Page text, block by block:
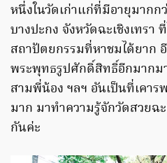
หนึ่งในวัดเก่าแก่ที่มีอายุมาก
บางปะกง จังหวัดฉะเชิงเทร
สถาปัตยกรรมที่หาชมได้ยาก
พระพุทธรูปศักดิ์สิทธิ์อีกมากม
สามพี่น้อง ฯลฯ อันเป็นที่เคา
มาก มาทำความรู้จักวัดสวยฉ
กันค่ะ